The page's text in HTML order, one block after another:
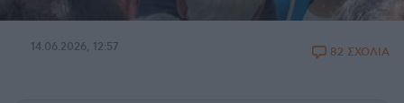
14.06.2026, 12:57 82 ΣΧΟΛΙΑ